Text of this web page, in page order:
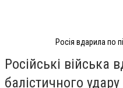
Росія вдарила по
Російські війська
балістичного